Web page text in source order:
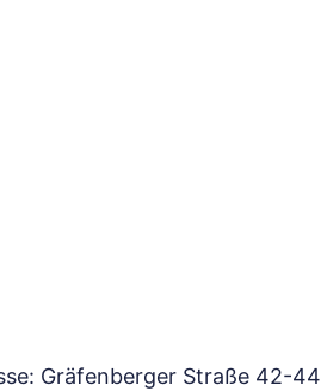
Gräfenberger Straße 42-44